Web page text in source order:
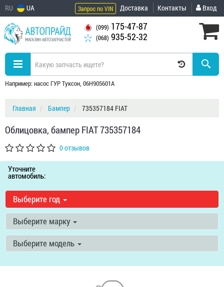
RU UA Запрос по VIN Доставка Контакты Вход
(099) 175-47-87
(068) 935-52-32
Например: насос ГУР Туксон, 06H905601A
Главная Бампер 735357184 FIAT
Облицовка, бампер FIAT 735357184
0 отзывов
Уточните
автомобиль:
Выберите год
Выберите марку
Выберите модель